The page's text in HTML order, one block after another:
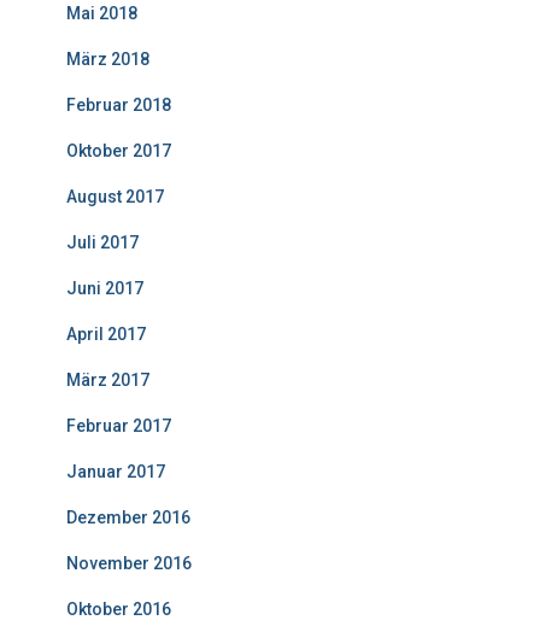
Mai 2018
März 2018
Februar 2018
Oktober 2017
August 2017
Juli 2017
Juni 2017
April 2017
März 2017
Februar 2017
Januar 2017
Dezember 2016
November 2016
Oktober 2016